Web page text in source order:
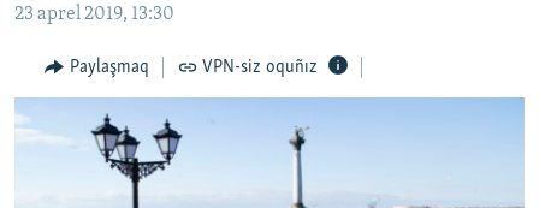
qaytmaq
qaytmaq
CEMİYET
MEDENİYET
İNSAN AQLARI
23 aprel 2019, 13:30
Paylaşmaq VPN-siz oquñız